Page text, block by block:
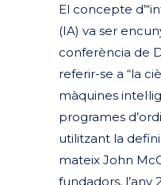
El concepte
(IA) va ser
conferència de
referir-se a “la
màquines
programes
utilitzant la
mateix John
fundadors, l’any